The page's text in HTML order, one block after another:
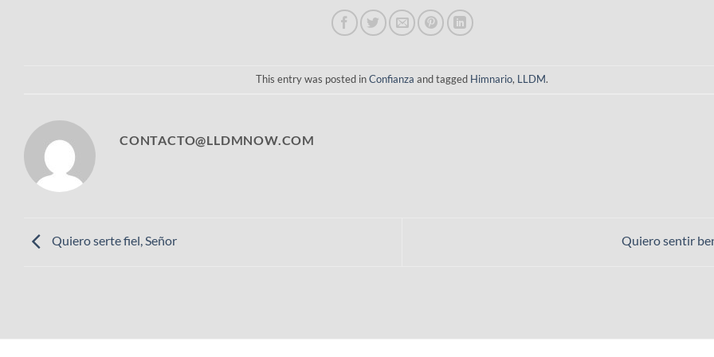
This entry was posted inConfianza and tagged Himnario, LLDM.
CONTACTO@LLDMNOW.COM
Quiero serte fiel, Señor Quiero sentir